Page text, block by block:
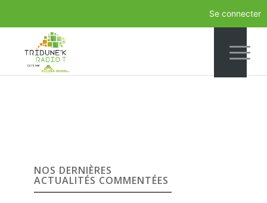
Se connecter
NOS DERNIÈRES
ACTUALITÉS COMMENTÉES